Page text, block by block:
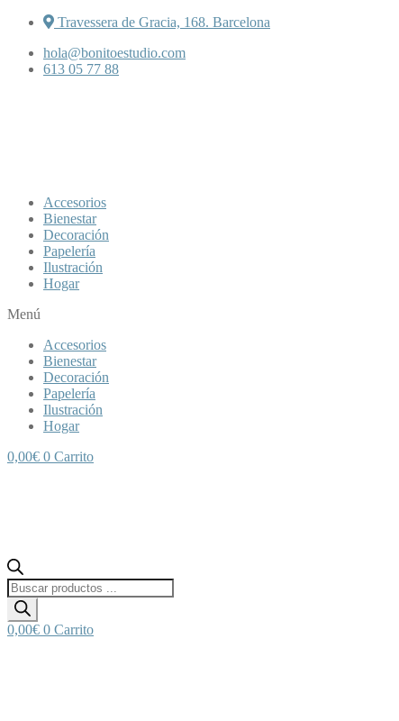
Travessera de Gracia, 168. Barcelona
hola@bonitoestudio.com
613 05 77 88
Accesorios
Bienestar
Decoración
Papelería
Ilustración
Hogar
Menú
Accesorios
Bienestar
Decoración
Papelería
Ilustración
Hogar
0,00€ 0 Carrito
Búsqueda
de
productos
0,00€ 0 Carrito